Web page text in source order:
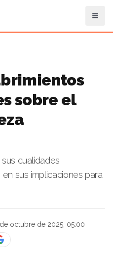
sobre el
cualidades
sus implicaciones para
octubre de 2025, 05:00